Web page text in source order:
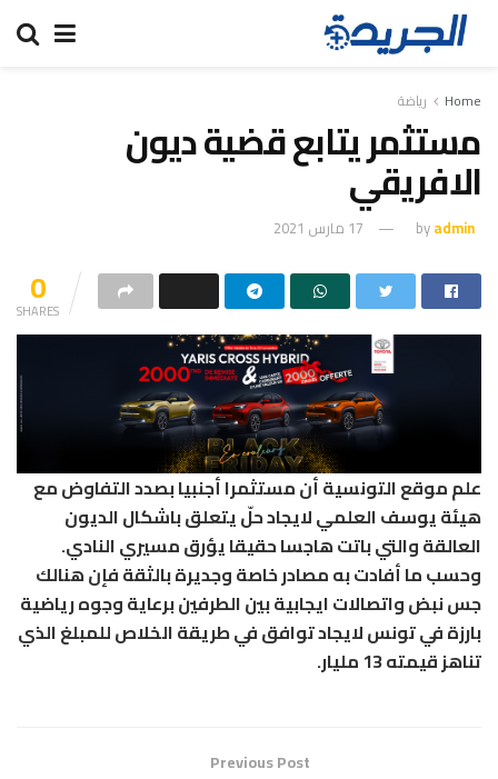
Home رياضة
مستثمر يتابع قضية ديون
الافريقي
byadmin 17 مارس 2021
0
SHARES
علم موقع التونسية أن مستثمرا أجنبيا بصدد التفاوض مع
هيئة يوسف العلمي لايجاد حلّ يتعلق باشكال الديون
العالقة والتي باتت هاجسا حقيقا يؤرق مسيري النادي.
وحسب ما أفادت به مصادر خاصة وجديرة بالثقة فإن هنالك
جس نبض واتصالات ايجابية بين الطرفين برعاية وجوه رياضية
بارزة في تونس لايجاد توافق في طريقة الخلاص للمبلغ الذي
تناهز قيمته 13 مليار.
Previous Post